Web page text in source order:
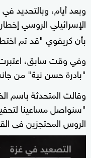
الإسرائيلي الروسي
بأن كريفوي "قد تم
وفي وقت سابق،
"بادرة حسن نية" من
وقالت المتحدثة باسم
"سنواصل مساعينا
الروس المحتجزين فى